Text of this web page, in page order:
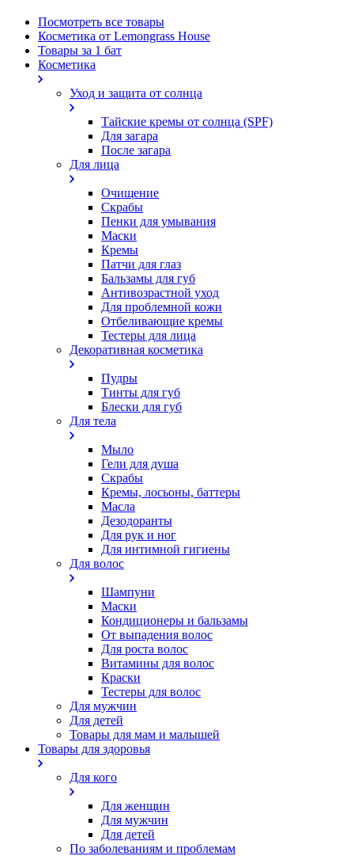
Посмотреть все товары
Косметика от Lemongrass House
Товары за 1 бат
Косметика
Уход и защита от солнца
Тайские кремы от солнца (SPF)
Для загара
После загара
Для лица
Очищение
Скрабы
Пенки для умывания
Маски
Кремы
Патчи для глаз
Бальзамы для губ
Антивозрастной уход
Для проблемной кожи
Oтбеливающие кремы
Тестеры для лица
Декоративная косметика
Пудры
Тинты для губ
Блески для губ
Для тела
Мыло
Гели для душа
Скрабы
Кремы, лосьоны, баттеры
Масла
Дезодоранты
Для рук и ног
Для интимной гигиены
Для волос
Шампуни
Маски
Кондиционеры и бальзамы
От выпадения волос
Для роста волос
Витамины для волос
Краски
Тестеры для волос
Для мужчин
Для детей
Товары для мам и малышей
Товары для здоровья
Для кого
Для женщин
Для мужчин
Для детей
По заболеваниям и проблемам